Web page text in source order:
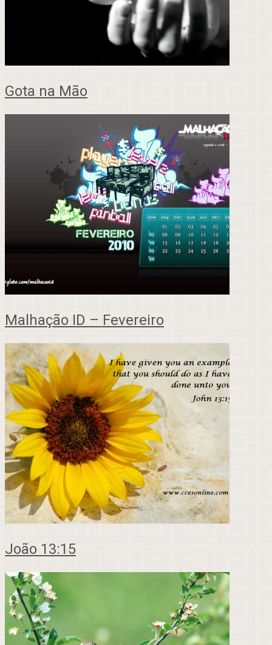
Gota na Mão
Malhação ID – Fevereiro
João 13:15